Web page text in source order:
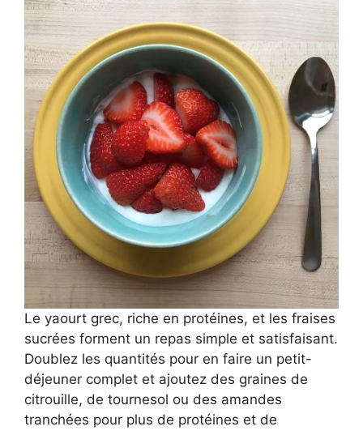
Le yaourt grec, riche en protéines, et les fraises
sucrées forment un repas simple et satisfaisant.
Doublez les quantités pour en faire un petit-
déjeuner complet et ajoutez des graines de
citrouille, de tournesol ou des amandes
tranchées pour plus de protéines et de